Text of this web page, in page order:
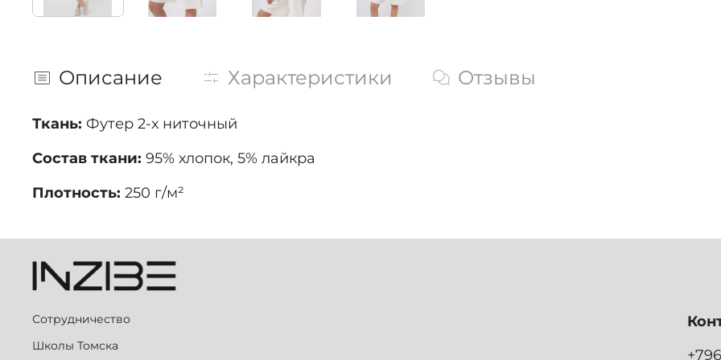
Описание Характеристики Отзывы
Ткань: Футер 2-х ниточный
Состав ткани: 95% хлопок, 5% лайкра
Плотность: 250 г/м²
Сотрудничество
Школы Томска